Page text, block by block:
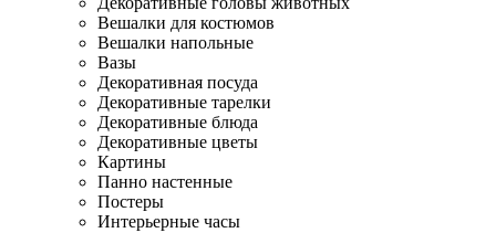
Вешалки для костюмов
Вешалки напольные
Вазы
Декоративная посуда
Декоративные тарелки
Декоративные блюда
Декоративные цветы
Картины
Панно настенные
Постеры
Интерьерные часы